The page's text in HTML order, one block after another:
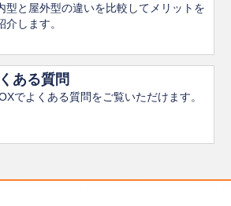
型と屋外型の違いを比較してメリットを
介します。
ある質問
でよくある質問をご覧いただけます。